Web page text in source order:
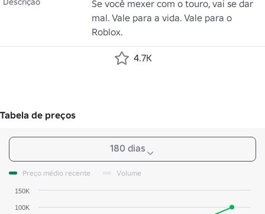
Se você mexer com o touro, vai se dar
mal. Vale para a vida. Vale para o
Roblox.
4.7K
Tabela de preços
180 dias
Preço médio recente Volume
100K
150K